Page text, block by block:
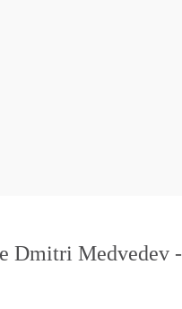
Dmitri Medvedev